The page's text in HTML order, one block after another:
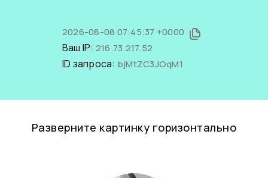
2026-08-08 07:45:37 +0000
Ваш IP: 216.73.217.52
ID запроса: bjMtZC3JOqM1
Разверните картинку горизонтально